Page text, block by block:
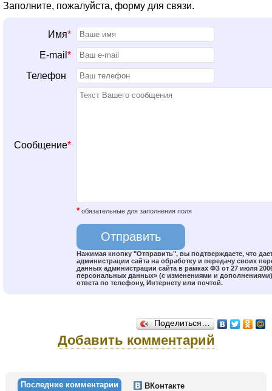
Заполните, пожалуйста, форму для связи.
Имя*
E-mail *
Телефон
Сообщение*
*обязательные для заполнения поля
Нажимая кнопку "Отправить", вы подтверждаете, что
администрации сайта на обработку и передачу своих
данных администрации сайта в рамках ФЗ от 27 июля
персональных данных» (с изменениями и
ответа по телефону, Интернету или почтой.
Поделиться…
Добавить комментарий
Последние комментарии ВКонтакте